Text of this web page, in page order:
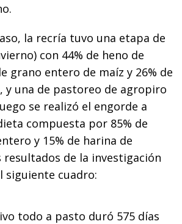
la recría tuvo una etapa de
con 44% de heno de
grano entero de maíz y 26% de
y una de pastoreo de agropiro
se realizó el engorde a
compuesta por 85% de
y 15% de harina de
resultados de la investigación
siguiente cuadro:
todo a pasto duró 575 días